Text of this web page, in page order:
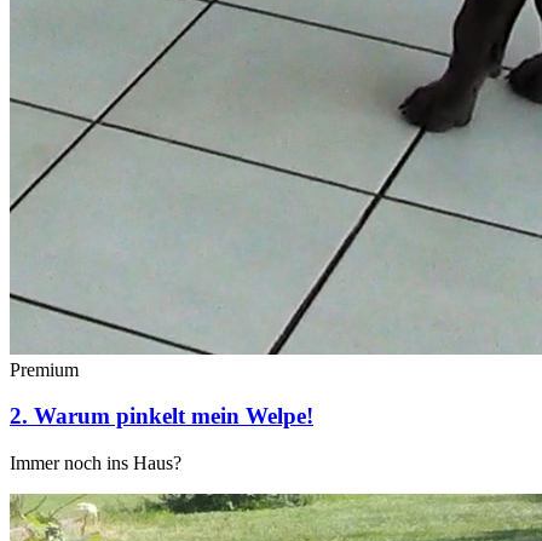
Premium
2. Warum pinkelt mein Welpe!
Immer noch ins Haus?